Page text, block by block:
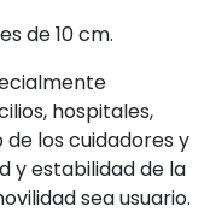
de 10 cm.
hospitales,
los cuidadores y
y estabilidad de la
sea usuario.